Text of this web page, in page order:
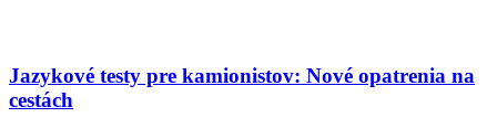
Jazykové testy pre kamionistov: Nové opatrenia na
cestách